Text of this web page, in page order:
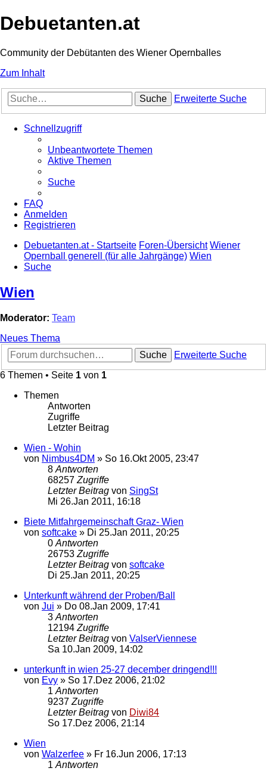
Debuetanten.at
Community der Debütanten des Wiener Opernballes
Zum Inhalt
Suche Erweiterte Suche
Schnellzugriff
Unbeantwortete Themen
Aktive Themen
Suche
FAQ
Anmelden
Registrieren
Debuetanten.at - Startseite Foren-Übersicht Wiener
Opernball generell (für alle Jahrgänge) Wien
Suche
Wien
Moderator: Team
Neues Thema
Suche
Erweiterte Suche
6 Themen • Seite 1 von 1
Themen
Antworten
Zugriffe
Letzter Beitrag
Wien - Wohin
von Nimbus4DM » So 16.Okt 2005, 23:47
8 Antworten
68257 Zugriffe
Letzter Beitrag von SingSt
Mi 26.Jan 2011, 16:18
Biete Mitfahrgemeinschaft Graz- Wien
von softcake » Di 25.Jan 2011, 20:25
0 Antworten
26753 Zugriffe
Letzter Beitrag von softcake
Di 25.Jan 2011, 20:25
Unterkunft während der Proben/Ball
von Jui » Do 08.Jan 2009, 17:41
3 Antworten
12194 Zugriffe
Letzter Beitrag von ValserViennese
Sa 10.Jan 2009, 14:02
unterkunft in wien 25-27 december dringend!!!
von Evy » So 17.Dez 2006, 21:02
1 Antworten
9237 Zugriffe
Letzter Beitrag von Diwi84
So 17.Dez 2006, 21:14
Wien
von Walzerfee » Fr 16.Jun 2006, 17:13
1 Antworten